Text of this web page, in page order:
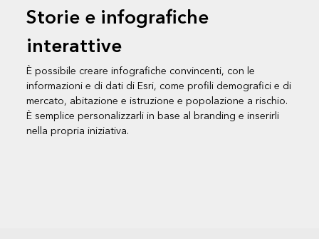
Storie e infografiche
interattive
È possibile creare infografiche convincenti, con le
informazioni e di dati di Esri, come profili demografici e di
mercato, abitazione e istruzione e popolazione a rischio.
È semplice personalizzarli in base al branding e inserirli
nella propria iniziativa.